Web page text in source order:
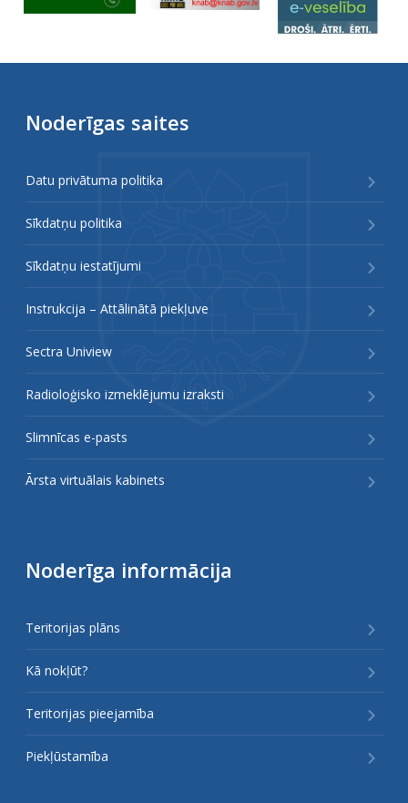
Noderīgas saites
Datu privātuma politika
Sīkdatņu politika
Sīkdatņu iestatījumi
Instrukcija – Attālinātā piekļuve
Sectra Uniview
Radioloģisko izmeklējumu izraksti
Slimnīcas e-pasts
Ārsta virtuālais kabinets
Noderīga informācija
Teritorijas plāns
Kā nokļūt?
Teritorijas pieejamība
Piekļūstamība